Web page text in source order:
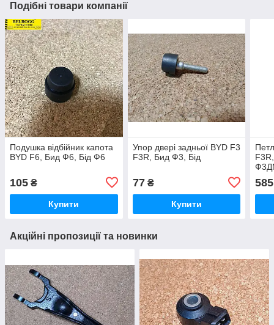
Подібні товари компанії
Подушка відбійник капота
BYD F6, Бид Ф6, Бід Ф6
105 ₴
Купити
Упор двері задньої BYD F3
F3R, Бид Ф3, Бід
77₴
Купити
585
Акційні пропозиції та новинки